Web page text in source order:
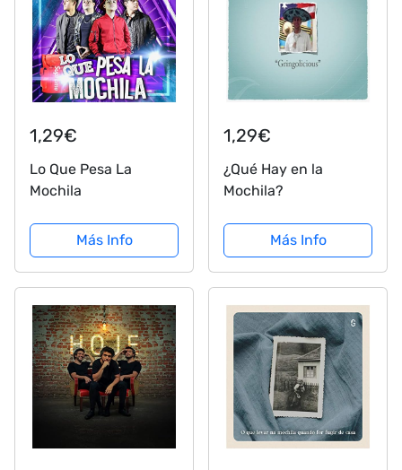
1,29€
Lo Que Pesa La
Mochila
Más Info
1,29€
¿Qué Hay en la
Mochila?
Más Info